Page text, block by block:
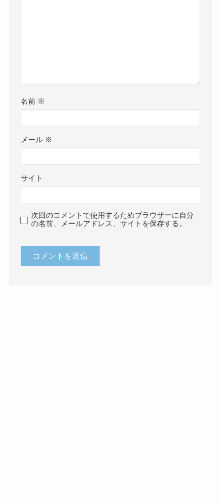
名前 ※
メール ※
サイト
次回のコメントで使用するためブラウザーに自分
の名前、メールアドレス、サイトを保存する。